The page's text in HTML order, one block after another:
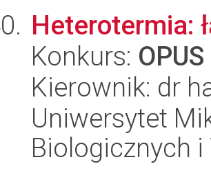
Heterotermia:
Konkurs:
Kierownik: dr
Uniwersytet
Biologicznych